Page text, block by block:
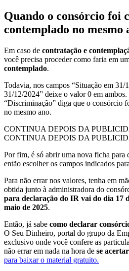
Quando o consórcio foi
contemplado no mesmo
Em caso de contratação e
você precisa proceder como faria em
contemplado.
Todavia, nos campos “Situação em 31/
31/12/2024” deixe o valor 0 em ambos.
“Discriminação” diga que o consórcio
no mesmo ano.
CONTINUA DEPOIS DA
CONTINUA DEPOIS DA
Por fim, é só abrir uma nova ficha para
então escolher os campos indicados
Para não errar nos valores, tenha em
obtida junto à administradora do
para declaração do IR vai do dia 17
maio de 2025.
Então, já sabe como declarar
O Seu Dinheiro, portal do grupo da
exclusivo onde você confere as
não errar em nada na hora de se
para baixar o material gratuito.